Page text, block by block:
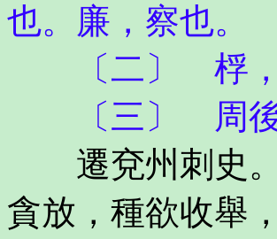
也。廉，察也。
〔二〕 桴，
〔三〕 周後
遷兗州刺史。
貪放，種欲收舉